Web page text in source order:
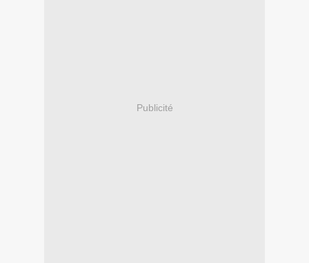
Publicité